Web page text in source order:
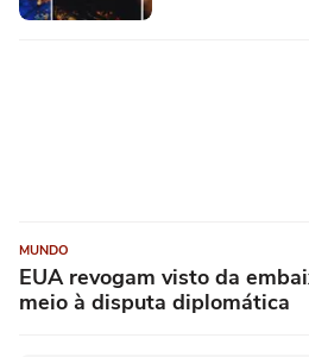
MUNDO
EUA revogam visto da
meio à disputa diplomática